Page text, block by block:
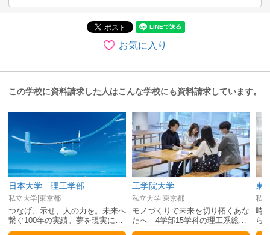
お気に入り
この学校に資料請求した人はこんな学校にも資料請求しています。
日本大学 理工学部
私立大学|東京都
つなげ、⽰せ、⼈の⼒を。未来へ
繋ぐ100年の実績。夢を現実にす
る挑戦がここから始まる。
工学院大学
私立大学|東京都
モノづくりで未来を切り拓くあな
たへ 4学部15学科の理工系総合
大学
東
私
時
ら
技